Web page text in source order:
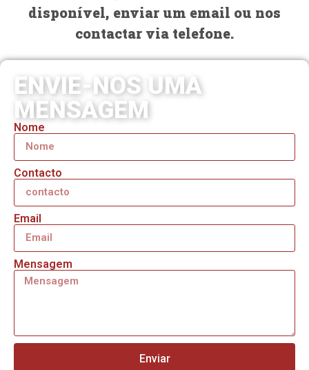
disponível, enviar um email ou nos
contactar via telefone.
ENVIE-NOS UMA
MENSAGEM
Nome
Contacto
Email
Mensagem
Enviar